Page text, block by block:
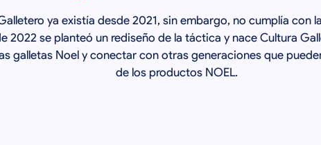
ya existía desde 2021, sin embargo, no cumplía con
2022 se planteó un rediseño de la táctica y nace Cultura
galletas Noel y conectar con otras generaciones que
de los productos NOEL.